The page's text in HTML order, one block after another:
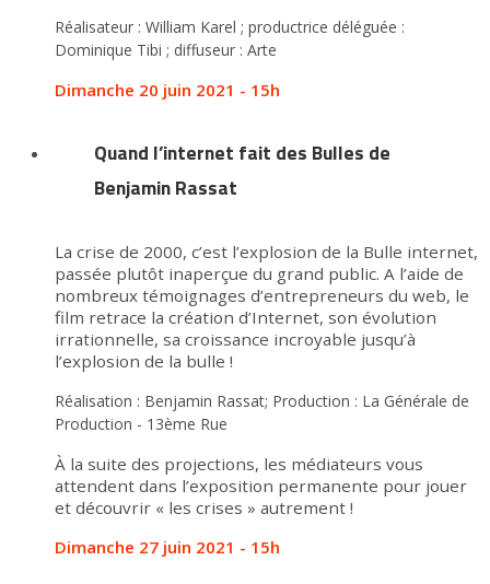
Réalisateur : William Karel ; productrice déléguée :
Dominique Tibi ; diffuseur : Arte
Dimanche 20 juin 2021 - 15h
Quand l’internet fait des Bulles de
Benjamin Rassat
La crise de 2000, c’est l’explosion de la Bulle internet,
passée plutôt inaperçue du grand public. A l’aide de
nombreux témoignages d’entrepreneurs du web, le
film retrace la création d’Internet, son évolution
irrationnelle, sa croissance incroyable jusqu’à
l’explosion de la bulle !
Réalisation : Benjamin Rassat; Production : La Générale de
Production - 13ème Rue
À la suite des projections, les médiateurs vous
attendent dans l’exposition permanente pour jouer
et découvrir « les crises » autrement !
Dimanche 27 juin 2021 - 15h